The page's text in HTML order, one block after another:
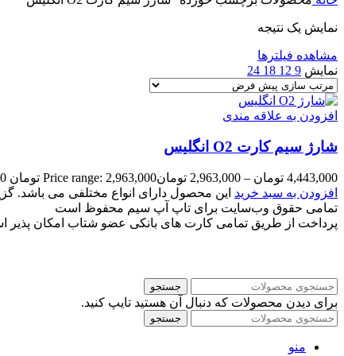
نمایش یک نتیجه
مشاهده فیلترها
نمایش 9
12
18
24
افزودن به علاقه مندی
شارژ سیم کارت O2 انگلیس
4,443,000 تومان –
2,963,000 تومانPrice range: 2,963,000 تومان through 4,443,000 تومان
افزودن به سبد خرید این محصول دارای انواع مختلفی می
تمامی حقوق وب‌سایت برای تاپ آپ سیم محفوظ است
پرداخت از طریق تمامی کارت های بانکی عضو شتاب امکان پذیر
جستجو
برای دیدن محصولات که دنبال آن هستید تایپ کنید.
جستجو
منو